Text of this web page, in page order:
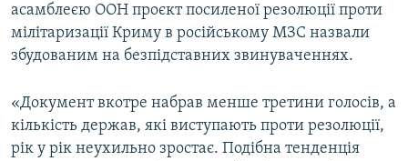
асамблеєю ООН проєкт посиленої резолюції проти
мілітаризації Криму в російському МЗС назвали
збудованим на безпідставних звинуваченнях.
«Документ вкотре набрав менше третини голосів, а
кількість держав, які виступають проти резолюції,
рік у рік неухильно зростає. Подібна тенденція